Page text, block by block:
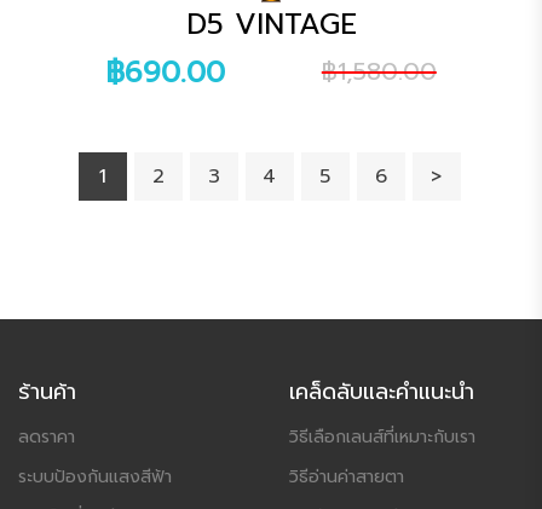
D5 VINTAGE
฿690.00
฿1,580.00
1 2 3 4 5 6 >
ร้านค้า
ลดราคา
ระบบป้องกันแสงสีฟ้า
เคล็ดลับและคำแนะนำ
วิธีเลือกเลนส์ที่เหมาะกับเรา
วิธีอ่านค่าสายตา